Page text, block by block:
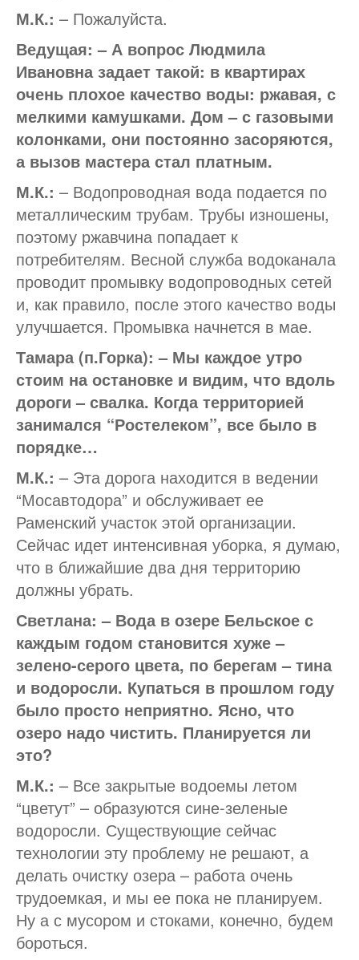
М.К.: – Пожалуйста.
Ведущая: – А вопрос Людмила
Ивановна задает такой: в квартирах
очень плохое качество воды: ржавая, с
мелкими камушками. Дом – с газовыми
колонками, они постоянно засоряются,
а вызов мастера стал платным.
М.К.: – Водопроводная вода подается по
металлическим трубам. Трубы изношены,
поэтому ржавчина попадает к
потребителям. Весной служба водоканала
проводит промывку водопроводных сетей
и, как правило, после этого качество воды
улучшается. Промывка начнется в мае.
Тамара (п.Горка): – Мы каждое утро
стоим на остановке и видим, что вдоль
дороги – свалка. Когда территорией
занимался “Ростелеком”, все было в
порядке…
М.К.: – Эта дорога находится в ведении
“Мосавтодора” и обслуживает ее
Раменский участок этой организации.
Сейчас идет интенсивная уборка, я думаю,
что в ближайшие два дня территорию
должны убрать.
Светлана: – Вода в озере Бельское с
каждым годом становится хуже –
зелено-серого цвета, по берегам – тина
и водоросли. Купаться в прошлом году
было просто неприятно. Ясно, что
озеро надо чистить. Планируется ли
это?
М.К.: – Все закрытые водоемы летом
“цветут” – образуются сине-зеленые
водоросли. Существующие сейчас
технологии эту проблему не решают, а
делать очистку озера – работа очень
трудоемкая, и мы ее пока не планируем.
Ну а с мусором и стоками, конечно, будем
бороться.